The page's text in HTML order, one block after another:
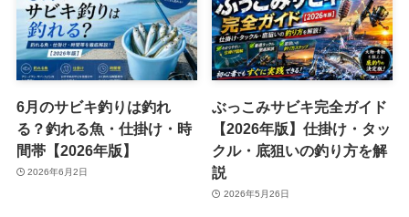
6月のサビキ釣りは釣れ
る？釣れる魚・仕掛け・時
間帯【2026年版】
2026年6月2日
ぶっこみサビキ完全ガイド
【2026年版】仕掛け・タッ
クル・底狙いの釣り方を解
説
2026年5月26日